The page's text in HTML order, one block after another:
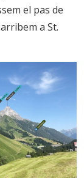
el pas de
a St.